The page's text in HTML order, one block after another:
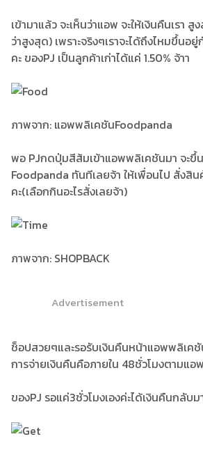
เข้ามาแล้ว จะเห็นว่าแอพ จะให้เงินคืนเรา
ว่าสูงสุด) เพราะจริงๆเราจะได้ถึงไหมขึ้นอ
คะ ของPJ เป็นลูกค้าเก่าได้แค่ 1.50% จ้าา
ภาพจาก: แอพพลิเคชันFoodpanda
พอ PJกดปุ่มสีส้มเข้าแอพพลิเคชันมา จะขึ้
Foodpanda ทันทีเลยจ้า ให้เพื่อนไป สั่งสิ
คะ(เลือกกินอะไรสั่งเลยจ้า)
ภาพจาก: SHOPBACK
Advertisement
ช็อปสวยๆและรอรับเงินคืนหน้าแอพพลิเคชัน
การจ่ายเงินคืนคือภายใน 48ชั่วโมงตามแ
ของPJ รอแค่3ชั่วโมงเองค่ะได้เงินคืนกลับ